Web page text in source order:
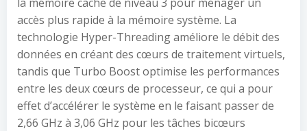
accès plus rapide à la mémoire système. La
technologie Hyper-Threading améliore le débit des
données en créant des cœurs de traitement virtuels,
tandis que Turbo Boost optimise les performances
entre les deux cœurs de processeur, ce qui a pour
effet d’accélérer le système en le faisant passer de
2,66 GHz à 3,06 GHz pour les tâches bicœurs